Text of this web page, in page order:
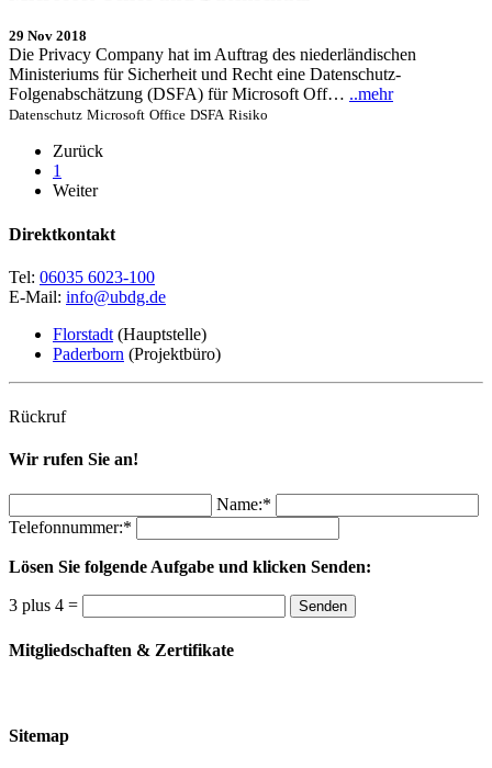
29 Nov 2018
Die Privacy Company hat im Auftrag des niederländischen
Ministeriums für Sicherheit und Recht eine Datenschutz-
Folgenabschätzung (DSFA) für Microsoft Off… ..mehr
Datenschutz Microsoft Office DSFA Risiko
Zurück
1
Weiter
Direktkontakt
Tel: 06035 6023-100
E-Mail: info@ubdg.de
Florstadt (Hauptstelle)
Paderborn (Projektbüro)
Rückruf
Wir rufen Sie an!
Name:*
Telefonnummer:*
Lösen Sie folgende Aufgabe und klicken Senden:
3 plus 4 = Senden
Mitgliedschaften & Zertifikate
Sitemap